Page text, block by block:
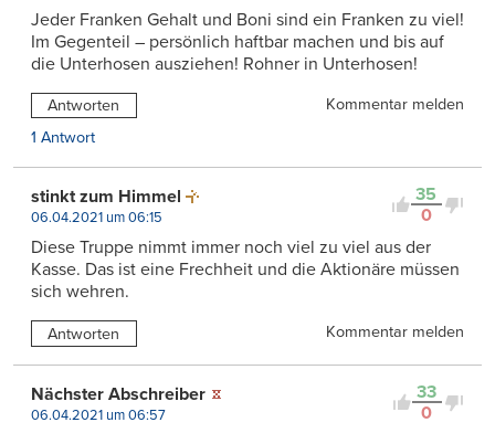
Jeder Franken Gehalt und Boni sind ein Franken zu viel!
Im Gegenteil – persönlich haftbar machen und bis auf
die Unterhosen ausziehen! Rohner in Unterhosen!
Antworten
Kommentar melden
1 Antwort
35
0
stinkt zum Himmel
06.04.2021 um 06:15
Diese Truppe nimmt immer noch viel zu viel aus der
Kasse. Das ist eine Frechheit und die Aktionäre müssen
sich wehren.
Antworten Kommentar melden
33
0
Nächster Abschreiber
06.04.2021 um 06:57